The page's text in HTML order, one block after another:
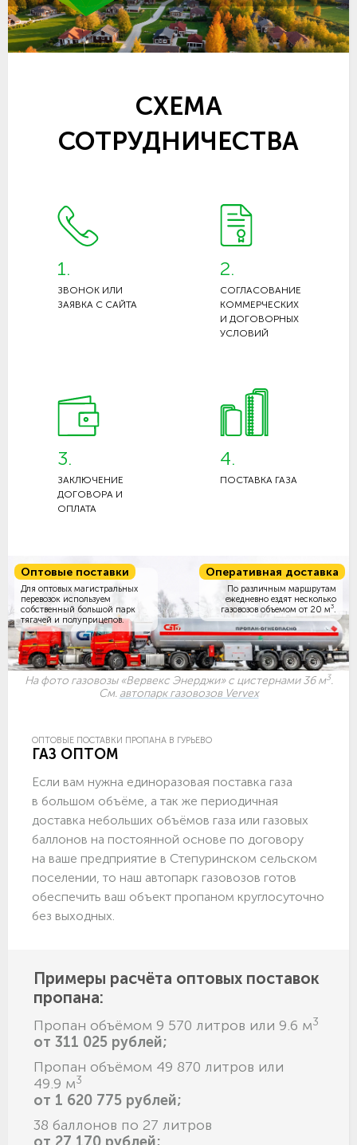
СХЕМА
СОТРУДНИЧЕСТВА
1.
ЗВОНОК ИЛИ
ЗАЯВКА С САЙТА
2.
СОГЛАСОВАНИЕ
КОММЕРЧЕСКИХ
И ДОГОВОРНЫХ
УСЛОВИЙ
3.
ЗАКЛЮЧЕНИЕ
ДОГОВОРА И
ОПЛАТА
4.
ПОСТАВКА ГАЗА
Оптовые поставки
Для оптовых магистральных
перевозок используем
собственный большой парк
тягачей и полуприцепов.
Оперативная доставка
По различным маршрутам
ежедневно ездят несколько
газовозов объемом от 20 м3
На фото газовозы «Вервекс Энерджи» с цистернами 36 м3.
См. автопарк газовозов Vervex
ОПТОВЫЕ ПОСТАВКИ ПРОПАНА В ГУРЬЕВО
ГАЗ ОПТОМ
Если вам нужна единоразовая поставка газа
в большом объёме, а так же периодичная
доставка небольших объёмов газа или газовых
баллонов на постоянной основе по договору
на ваше предприятие в Степуринском сельском
поселении, то наш автопарк газовозов готов
обеспечить ваш объект пропаном круглосуточно
без выходных.
Примеры расчёта оптовых поставок
пропана:
Пропан объёмом 9 570 литров или 9.6 м3
от 311 025 рублей;
Пропан объёмом 49 870 литров или
49.9 м3
от 1 620 775 рублей;
38 баллонов по 27 литров